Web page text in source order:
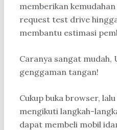
memberikan
request test drive
membantu estimasi
Caranya sangat
genggaman tangan!
Cukup buka browser,
mengikuti langkah-
dapat membeli mobil